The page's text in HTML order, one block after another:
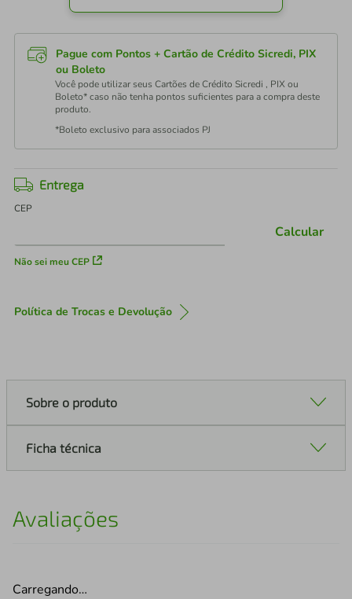
Pague com Pontos + Cartão de Crédito Sicredi, PIX
ou Boleto
Você pode utilizar seus Cartões de Crédito Sicredi , PIX ou
Boleto* caso não tenha pontos suficientes para a compra deste
produto.
*Boleto exclusivo para associados PJ
Entrega
CEP
Não sei meu CEP
Calcular
Política de Trocas e Devolução
Sobre o produto
Ficha técnica
Avaliações
Carregando…